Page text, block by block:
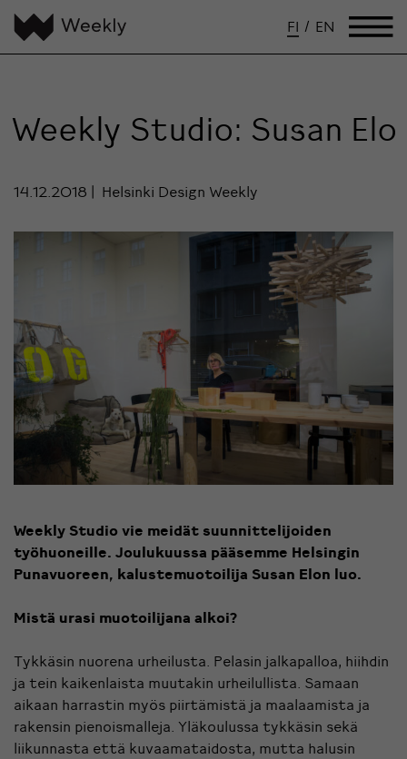
FI / EN
Weekly Studio: Susan Elo
14.12.2018 Helsinki Design Weekly
Weekly Studio vie meidät suunnittelijoiden
työhuoneille. Joulukuussa pääsemme Helsingin
Punavuoreen, kalustemuotoilija Susan Elon luo.
Mistä urasi muotoilijana alkoi?
Tykkäsin nuorena urheilusta. Pelasin jalkapalloa, hiihdin
ja tein kaikenlaista muutakin urheilullista. Samaan
aikaan harrastin myös piirtämistä ja maalaamista ja
rakensin pienoismalleja. Yläkoulussa tykkäsin sekä
liikunnasta että kuvaamataidosta, mutta halusin